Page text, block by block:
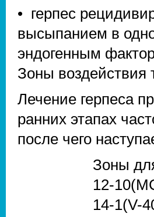
• герпес
высыпанием в
эндогенным
Зоны
Лечение герпеса
ранних этапах
после чего
Зоны
12-
14-1(V-